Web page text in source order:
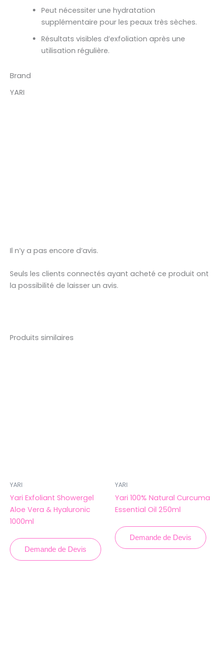
Peut nécessiter une hydratation
supplémentaire pour les peaux très sèches.
Résultats visibles d’exfoliation après une
utilisation régulière.
Brand
YARI
Il n’y a pas encore d’avis.
Seuls les clients connectés ayant acheté ce produit ont
la possibilité de laisser un avis.
Produits similaires
YARI
Yari Exfoliant Showergel
Aloe Vera & Hyaluronic
1000ml
Demande de Devis
YARI
Yari 100% Natural Curcuma
Essential Oil 250ml
Demande de Devis